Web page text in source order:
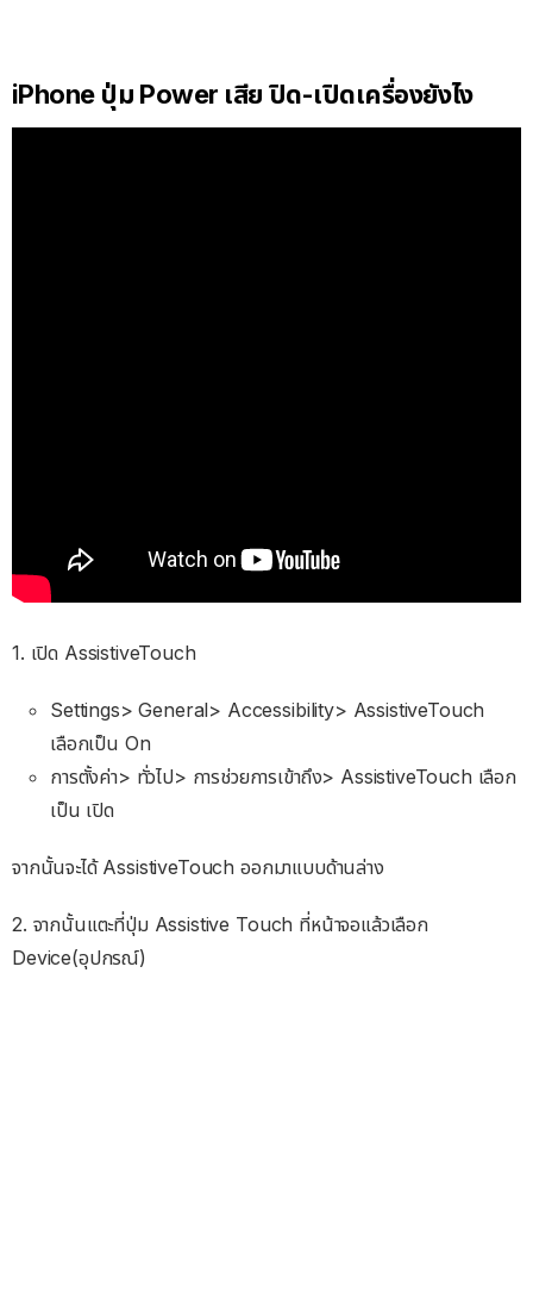
iPhone ปุ่ม Power เสีย ปิด-เปิดเครื่องยังไง
1. เปิด AssistiveTouch
Settings> General> Accessibility> AssistiveTouch
เลือกเป็น On
การตั้งค่า> ทั่วไป> การช่วยการเข้าถึง> AssistiveTouch เลือก
เป็น เปิด
จากนั้นจะได้ AssistiveTouch ออกมาแบบด้านล่าง
2. จากนั้นแตะที่ปุ่ม Assistive Touch ที่หน้าจอแล้วเลือก
Device(อุปกรณ์)